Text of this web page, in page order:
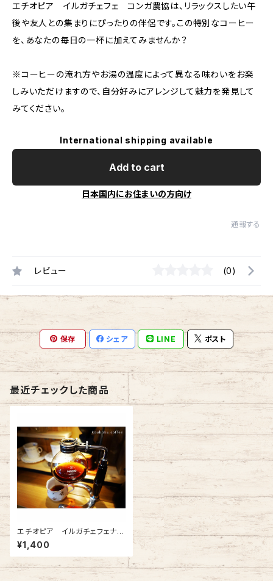
エチオピア イルガチェフェ コンガ農協は、リラックスしたい午
後や友人との集まりにぴったりの伴侶です。この特別なコーヒー
を、あなたの毎日の一杯に加えてみませんか？
※コーヒーの淹れ方やお湯の温度によって異なる味わいをお楽
しみいただけますので、自分好みにアレンジして魅力を発見して
みてください。
International shipping available
Add to cart
日本国内にお住まいの方向け
通報する
レビュー (0)
保存 シェア LINE ポスト
最近チェックした商品
エチオピア イルガチェフェナチ
ュラル
¥1,400